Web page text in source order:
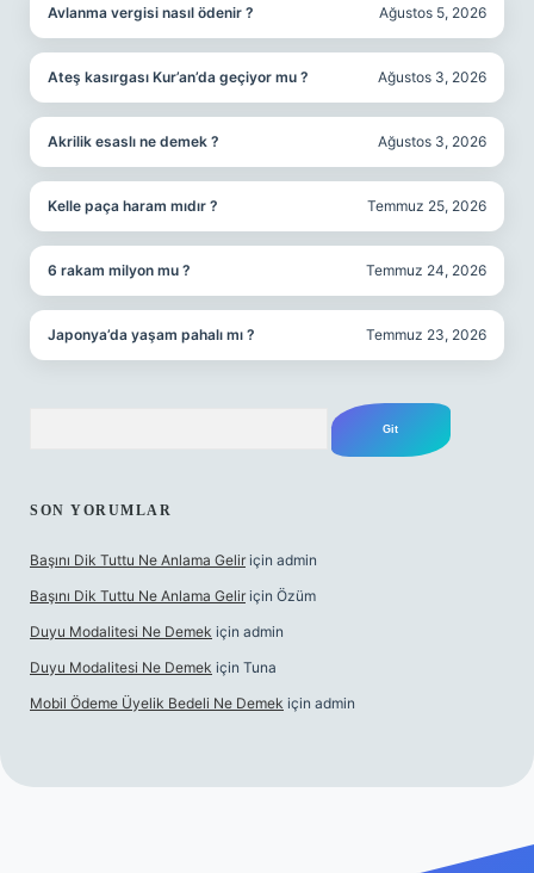
Avlanma vergisi nasıl ödenir ? Ağustos 5, 2026
Ateş kasırgası Kur’an’da geçiyor mu ? Ağustos 3, 2026
Akrilik esaslı ne demek ? Ağustos 3, 2026
Kelle paça haram mıdır ? Temmuz 25, 2026
6 rakam milyon mu ? Temmuz 24, 2026
Japonya’da yaşam pahalı mı ? Temmuz 23, 2026
SON YORUMLAR
Başını Dik Tuttu Ne Anlama Gelir için admin
Başını Dik Tuttu Ne Anlama Gelir için Özüm
Duyu Modalitesi Ne Demek için admin
Duyu Modalitesi Ne Demek için Tuna
Mobil Ödeme Üyelik Bedeli Ne Demek için admin